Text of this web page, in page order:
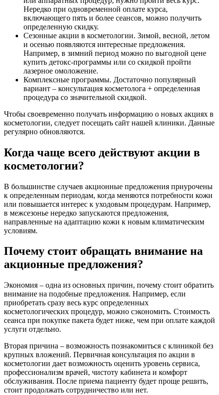
Нередко при одновременной оплате курса,
включающего пять и более сеансов, можно получить
определенную скидку.
Сезонные акции в косметологии. Зимой, весной, летом
и осенью появляются интересные предложения.
Например, в зимний период можно по выгодной цене
купить детокс-программы или со скидкой пройти
лазерное омоложение.
Комплексные программы. Достаточно популярный
вариант – консультация косметолога + определенная
процедура со значительной скидкой.
Чтобы своевременно получать информацию о новых акциях в
косметологии, следует посещать сайт нашей клиники. Данные
регулярно обновляются.
Когда чаще всего действуют акции в
косметологии?
В большинстве случаев акционные предложения приурочены
к определенным периодам, когда меняются потребности кожи
или повышается интерес к уходовым процедурам. Например,
в межсезонье нередко запускаются предложения,
направленные на адаптацию кожи к новым климатическим
условиям.
Почему стоит обращать внимание на
акционные предложения?
Экономия – одна из основных причин, почему стоит обратить
внимание на подобные предложения. Например, если
приобретать сразу весь курс определенных
косметологических процедур, можно сэкономить. Стоимость
сеанса при покупке пакета будет ниже, чем при оплате каждой
услуги отдельно.
Вторая причина – возможность познакомиться с клиникой без
крупных вложений. Первичная консультация по акции в
косметологии дает возможность оценить уровень сервиса,
профессионализм врачей, чистоту кабинета и комфорт
обслуживания. После приема пациенту будет проще решить,
стоит продолжать сотрудничество или нет.